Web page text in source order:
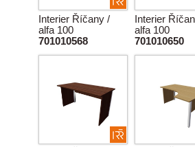
Interier Říčany /
alfa 100
701010568
Interier
alfa 100
701010650